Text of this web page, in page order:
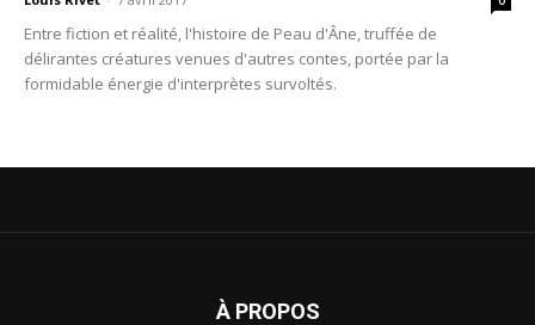
Entre fiction et réalité, l'histoire de Peau d'Âne, truffée de
délirantes créatures venues d'autres contes, portée par la
formidable énergie d'interprètes survoltés.
À PROPOS